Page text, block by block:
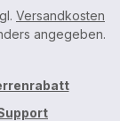
Versandkosten
angegeben.